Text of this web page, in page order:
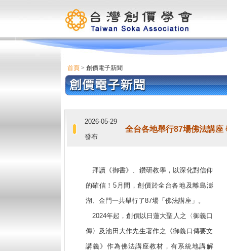
首頁> 創價電子新聞
2026-05-29
發布
全台各地舉行87場佛法講座
拜讀《御書》、鑽研教學，以深化對信仰
的確信！5月間，創價於全台各地及離島澎
湖、金門一共舉行了87場「佛法講座」。
2024年起，創價以日蓮大聖人之〈御義口
傳〉及池田大作先生著作之《御義口傳要文
講義》作為佛法講座教材，有系統地講解